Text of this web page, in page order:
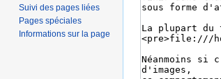
Suivi des pages liées
Pages spéciales
Informations sur la page